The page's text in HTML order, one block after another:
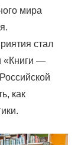
мира
стал
«Книги —
как